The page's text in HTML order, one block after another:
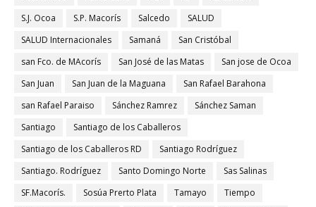
S.J. Ocoa
S.P. Macorís Salcedo
SALUD
SALUD Internacionales
Samaná
San Cristóbal
san Fco. de MAcorís
San José de las Matas
San jose de Ocoa
San Juan
San Juan de la Maguana
San Rafael Barahona
san Rafael Paraiso
Sánchez Ramrez
Sánchez Saman
Santiago
Santiago de los Caballeros
Santiago de los Caballeros RD
Santiago Rodríguez
Santiago. Rodríguez
Santo Domingo Norte
Sas Salinas
SF.Macorís.
Sosúa Prerto Plata Tamayo
Tiempo